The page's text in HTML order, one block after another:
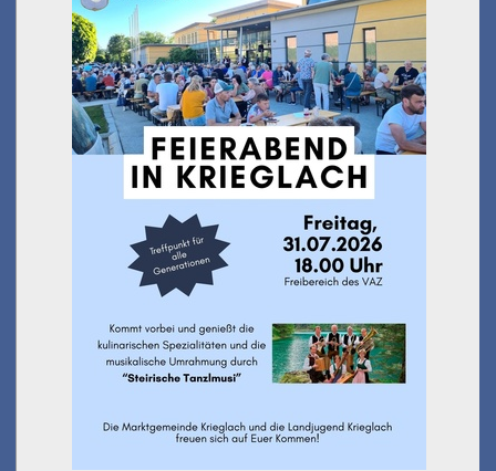
Feierabend in Krieglach
am 31.07.2026